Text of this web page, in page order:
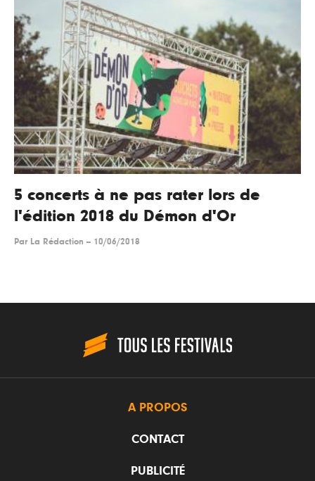
5 concerts à ne pas rater lors de
l'édition 2018 du Démon d'Or
Par La Rédaction -- 10/06/2018
A PROPOS
CONTACT
PUBLICITÉ